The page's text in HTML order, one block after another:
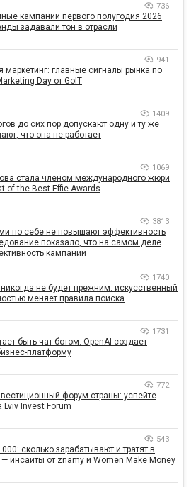
736
кампании первого полугодия 2026
задавали тон в отрасли
941
маркетинг: главные сигналы рынка по
Day от GoIT
1409
до сих пор допускают одну и ту же
что она не работает
1069
стала членом международного жюри
of the Best Effie Awards
3813
по себе не повышают эффективность
показало, что на самом деле
кампаний
1740
не будет прежним: искусственный
меняет правила поиска
1731
быть чат-ботом. OpenAI создает
платформу
772
форум страны: успейте
Lviv Invest Forum
543
сколько зарабатывают и тратят в
— инсайты от znamy и Women Make Money